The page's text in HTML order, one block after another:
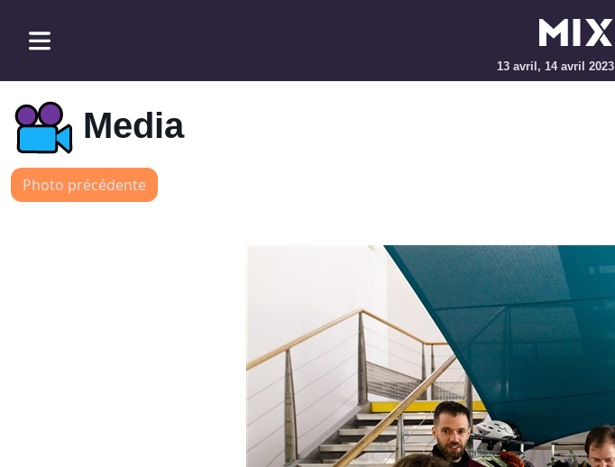
13 avril, 14 avril 2023
Media
Photo précédente